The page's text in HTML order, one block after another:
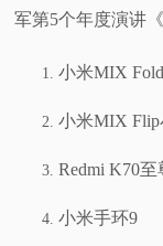
军第5个年度演讲
小米MIX
小米MIX Flip
Redmi K70至
小米手环9